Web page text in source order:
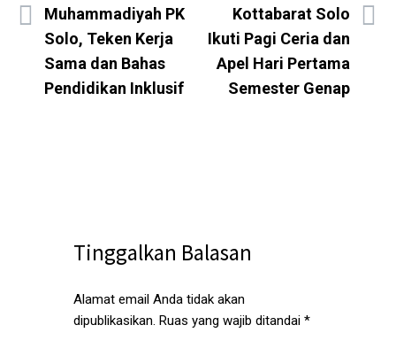
Muhammadiyah PK
Solo, Teken Kerja
Sama dan Bahas
Pendidikan Inklusif
Kottabarat Solo
Ikuti Pagi Ceria dan
Apel Hari Pertama
Semester Genap
Tinggalkan Balasan
Alamat email Anda tidak akan
dipublikasikan. Ruas yang wajib ditandai *